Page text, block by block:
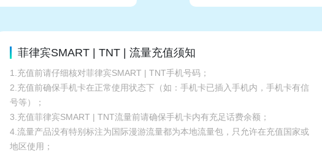
菲律宾SMART | TNT | 流量充值须知
1.充值前请仔细核对菲律宾SMART | TNT手机号码；
2.充值前确保手机卡在正常使用状态下（如：手机卡已插入手机内，手机卡有信
号等）；
3.充值菲律宾SMART | TNT流量前请确保手机卡内有充足话费余额；
4.流量产品没有特别标注为国际漫游流量都为本地流量包，只允许在充值国家或
地区使用；